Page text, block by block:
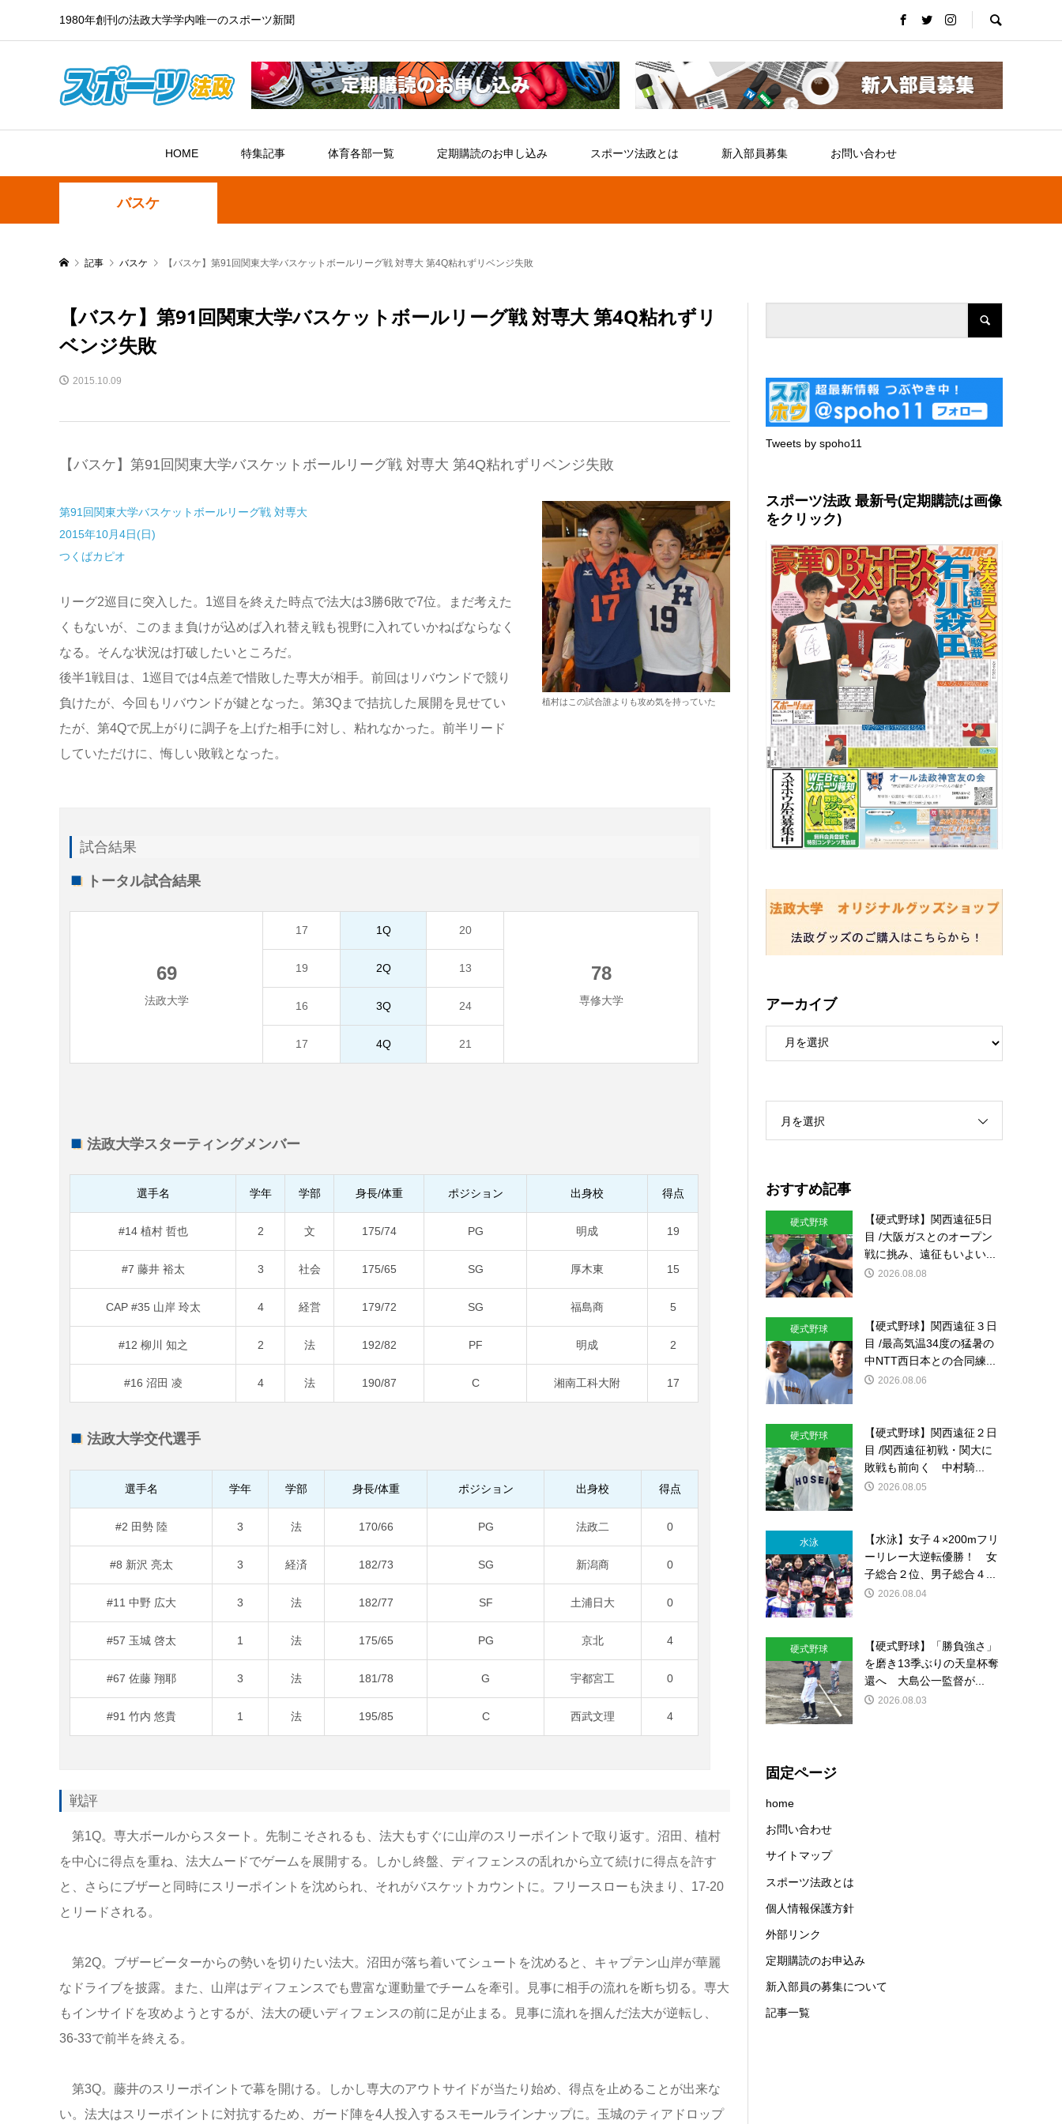
1980年創刊の法政大学学内唯一のスポーツ新聞
HOME 特集記事 体育各部一覧 定期購読のお申し込み スポーツ法政とは 新入部員募集 お問い合わせ
バスケ
記事 バスケ 【バスケ】第91回関東大学バスケットボールリーグ戦 対専大 第4Q粘れずリベンジ失敗
【バスケ】第91回関東大学バスケットボールリーグ戦 対専大 第4Q粘れずリ
ベンジ失敗
2015.10.09
【バスケ】第91回関東大学バスケットボールリーグ戦 対専大 第4Q粘れずリベンジ失敗
第91回関東大学バスケットボールリーグ戦 対専大
2015年10月4日(日)
つくばカピオ
リーグ2巡目に突入した。1巡目を終えた時点で法大は3勝6敗で7位。まだ考えた
くもないが、このまま負けが込めば入れ替え戦も視野に入れていかねばならなく
なる。そんな状況は打破したいところだ。
後半1戦目は、1巡目では4点差で惜敗した専大が相手。前回はリバウンドで競り
負けたが、今回もリバウンドが鍵となった。第3Qまで拮抗した展開を見せてい
たが、第4Qで尻上がりに調子を上げた相手に対し、粘れなかった。前半リード
していただけに、悔しい敗戦となった。
植村はこの試合誰よりも攻め気を持っていた
試合結果
トータル試合結果
69
法政大学
17 1Q 20
78
専修大学
19 2Q 13
16 3Q 24
17 4Q 21
法政大学スターティングメンバー
選手名 学年 学部 身長/体重 ポジション 出身校 得点
#14 植村 哲也 2 文 175/74 PG 明成 19
#7 藤井 裕太 3 社会 175/65 SG 厚木東 15
CAP #35 山岸 玲太 4 経営 179/72 SG 福島商 5
#12 柳川 知之 2 法 192/82 PF 明成 2
#16 沼田 凌 4 法 190/87 C 湘南工科大附 17
法政大学交代選手
選手名 学年 学部 身長/体重 ポジション 出身校 得点
#2 田勢 陸 3 法 170/66 PG 法政二 0
#8 新沢 亮太 3 経済 182/73 SG 新潟商 0
#11 中野 広大 3 法 182/77 SF 土浦日大 0
#57 玉城 啓太 1 法 175/65 PG 京北 4
#67 佐藤 翔耶 3 法 181/78 G 宇都宮工 0
#91 竹内 悠貴 1 法 195/85 C 西武文理 4
戦評
第1Q。専大ボールからスタート。先制こそされるも、法大もすぐに山岸のスリーポイントで取り返す。沼田、植村
を中心に得点を重ね、法大ムードでゲームを展開する。しかし終盤、ディフェンスの乱れから立て続けに得点を許す
と、さらにブザーと同時にスリーポイントを沈められ、それがバスケットカウントに。フリースローも決まり、17-20
とリードされる。
第2Q。ブザービーターからの勢いを切りたい法大。沼田が落ち着いてシュートを沈めると、キャプテン山岸が華麗
なドライブを披露。また、山岸はディフェンスでも豊富な運動量でチームを牽引。見事に相手の流れを断ち切る。専大
もインサイドを攻めようとするが、法大の硬いディフェンスの前に足が止まる。見事に流れを掴んだ法大が逆転し、
36-33で前半を終える。
第3Q。藤井のスリーポイントで幕を開ける。しかし専大のアウトサイドが当たり始め、得点を止めることが出来な
い。法大はスリーポイントに対抗するため、ガード陣を4人投入するスモールラインナップに。玉城のティアドロップ
Tweets by spoho11
スポーツ法政 最新号(定期購読は画像
をクリック)
アーカイブ
月を選択
おすすめ記事
硬式野球
【硬式野球】関西遠征5日
目 /大阪ガスとのオープン
戦に挑み、遠征もいよい...
2026.08.08
硬式野球
【硬式野球】関西遠征３日
目 /最高気温34度の猛暑の
中NTT西日本との合同練...
2026.08.06
硬式野球
【硬式野球】関西遠征２日
目 /関西遠征初戦・関大に
敗戦も前向く 中村騎...
2026.08.05
水泳
【水泳】女子４×200mフリ
ーリレー大逆転優勝！ 女
子総合２位、男子総合４...
2026.08.04
硬式野球
【硬式野球】「勝負強さ」
を磨き13季ぶりの天皇杯奪
還へ 大島公一監督が...
2026.08.03
固定ページ
home
お問い合わせ
サイトマップ
スポーツ法政とは
個人情報保護方針
外部リンク
定期購読のお申込み
新入部員の募集について
記事一覧